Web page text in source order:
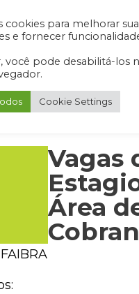
Portal do Aluno Portal do Professor
Vagas
Área
cookies para melhorar
e fornecer
você pode desabilitá-los
Cookie Settings